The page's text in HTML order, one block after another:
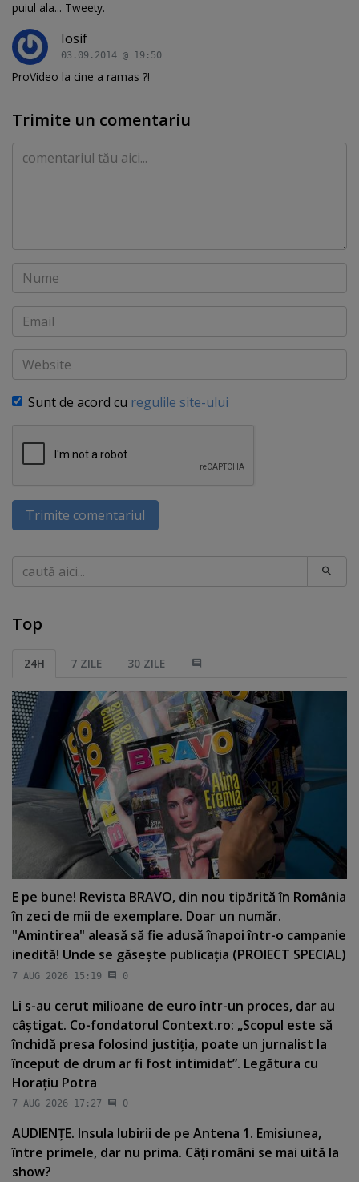
puiul ala... Tweety.
Iosif
03.09.2014 @ 19:50
ProVideo la cine a ramas ?!
Trimite un comentariu
Comentariu
Nume
Email
Website
Sunt de acord cu regulile site-ului
Trimite comentariul
Caută
Top
24H 7 ZILE 30 ZILE
E pe bune! Revista BRAVO, din nou tipărită în România
în zeci de mii de exemplare. Doar un număr.
"Amintirea" aleasă să fie adusă înapoi într-o campanie
inedită! Unde se găseşte publicaţia (PROIECT SPECIAL)
7 AUG 2026 15:19 0
Li s-au cerut milioane de euro într-un proces, dar au
câştigat. Co-fondatorul Context.ro: „Scopul este să
închidă presa folosind justiţia, poate un jurnalist la
început de drum ar fi fost intimidat”. Legătura cu
Horaţiu Potra
7 AUG 2026 17:27 0
AUDIENŢE. Insula Iubirii de pe Antena 1. Emisiunea,
între primele, dar nu prima. Câţi români se mai uită la
show?